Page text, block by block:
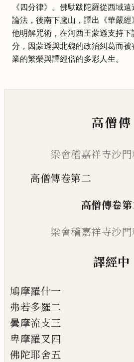
《四分律》。佛馱跋陀羅從西域
論法，後南下廬山，譯出《華嚴經
他明解咒術，在河西王蒙遜支持
分，因蒙遜與北魏的政治糾葛而
業的繁榮與譯經僧的多彩人生。
高僧傳
梁會稽嘉祥寺沙
高僧傳卷第二
高僧傳卷
梁會稽嘉祥寺沙門
譯經中
鳩摩羅什一
弗若多羅二
曇摩流支三
卑摩羅叉四
佛陀耶舍五